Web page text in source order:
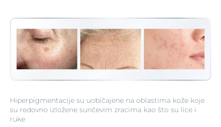
Hiperpigmentacije su uobičajene na oblastima kože koje
su redovno izložene sunčevim zracima kao što su lice i
ruke